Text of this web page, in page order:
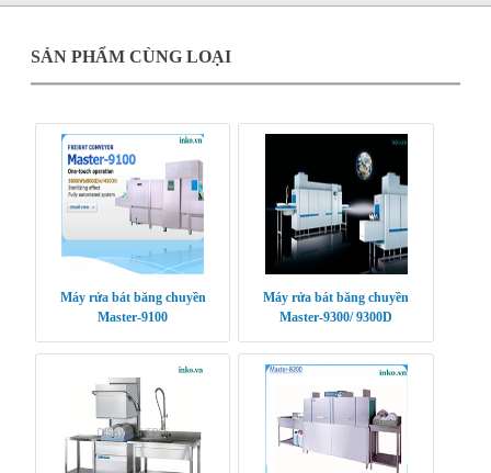
SẢN PHẨM CÙNG LOẠI
Máy rửa bát băng chuyền
Master-9100
Máy rửa bát băng chuyền
Master-9300/ 9300D